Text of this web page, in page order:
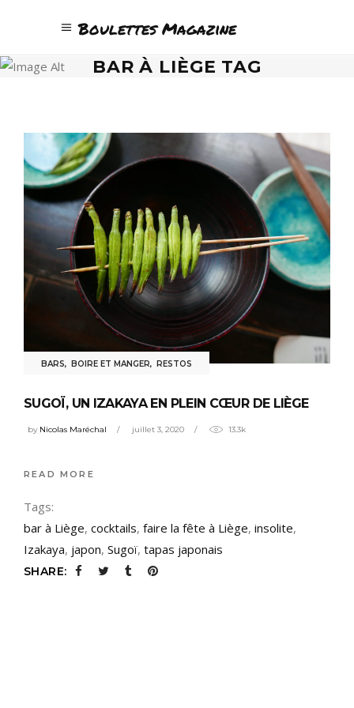
Boulettes Magazine
BAR À LIÈGE TAG
BARS, BOIRE ET MANGER, RESTOS
SUGOÏ, UN IZAKAYA EN PLEIN CŒUR DE LIÈGE
by Nicolas Maréchal juillet 3, 2020 13.3k
READ MORE
Tags:
bar à Liège, cocktails, faire la fête à Liège, insolite,
Izakaya, japon, Sugoï, tapas japonais
SHARE: